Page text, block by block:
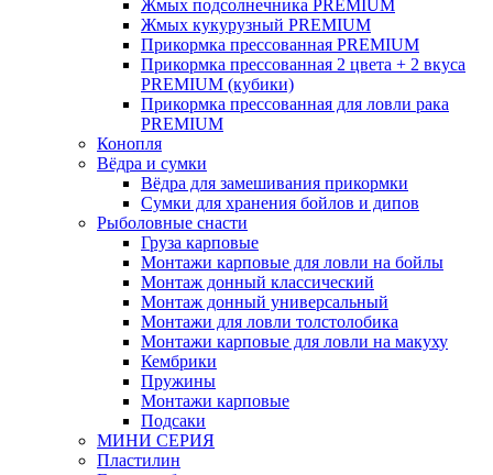
Жмых подсолнечника PREMIUM
Жмых кукурузный PREMIUM
Прикормка прессованная PREMIUM
Прикормка прессованная 2 цвета + 2 вкуса
PREMIUM (кубики)
Прикормка прессованная для ловли рака
PREMIUM
Конопля
Вёдра и сумки
Вёдра для замешивания прикормки
Сумки для хранения бойлов и дипов
Рыболовные снасти
Груза карповые
Монтажи карповые для ловли на бойлы
Монтаж донный классический
Монтаж донный универсальный
Монтажи для ловли толстолобика
Монтажи карповые для ловли на макуху
Кембрики
Пружины
Монтажи карповые
Подсаки
МИНИ СЕРИЯ
Пластилин